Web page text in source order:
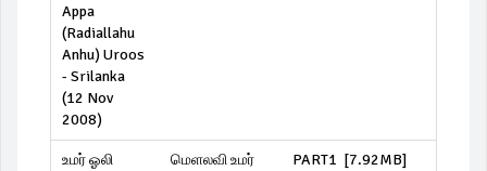
Appa
(Radiallahu
Anhu) Uroos
- Srilanka
(12 Nov
2008)
உமர் ஓலி
மெளலவி உமர்
PART1 [7.92MB]